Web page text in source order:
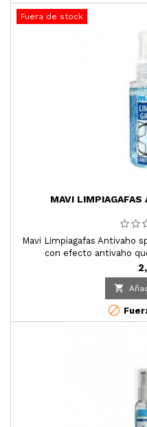
Fuera de stock
MAVI LIMPIAGAFAS
Mavi Limpiagafas Antivaho
con efecto antivaho

